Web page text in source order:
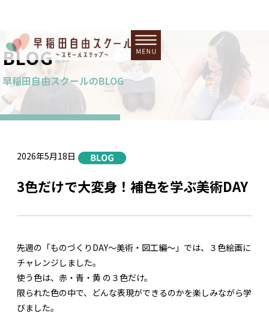
BLOG
早稲田自由スクールのBLOG
2026年5月18日
3色だけで大変身！補色を学ぶ美術DAY
先週の「ものづくりDAY～美術・図工編～」では、３色絵画に
チャレンジしました。
使う色は、赤・青・黄 の３色だけ。
限られた色の中で、どんな表現ができるのかを楽しみながら学
びました。